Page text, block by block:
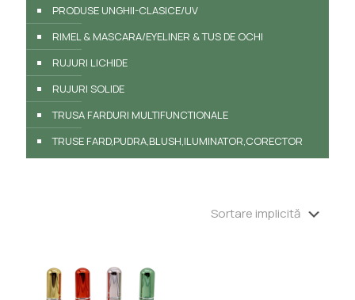
PRODUSE UNGHII-CLASICE/UV
RIMEL & MASCARA/EYELINER & TUS DE OCHI
RUJURI LICHIDE
RUJURI SOLIDE
TRUSA FARDURI MULTIFUNCTIONALE
TRUSE FARD,PUDRA,BLUSH,ILUMINATOR,CORECTOR